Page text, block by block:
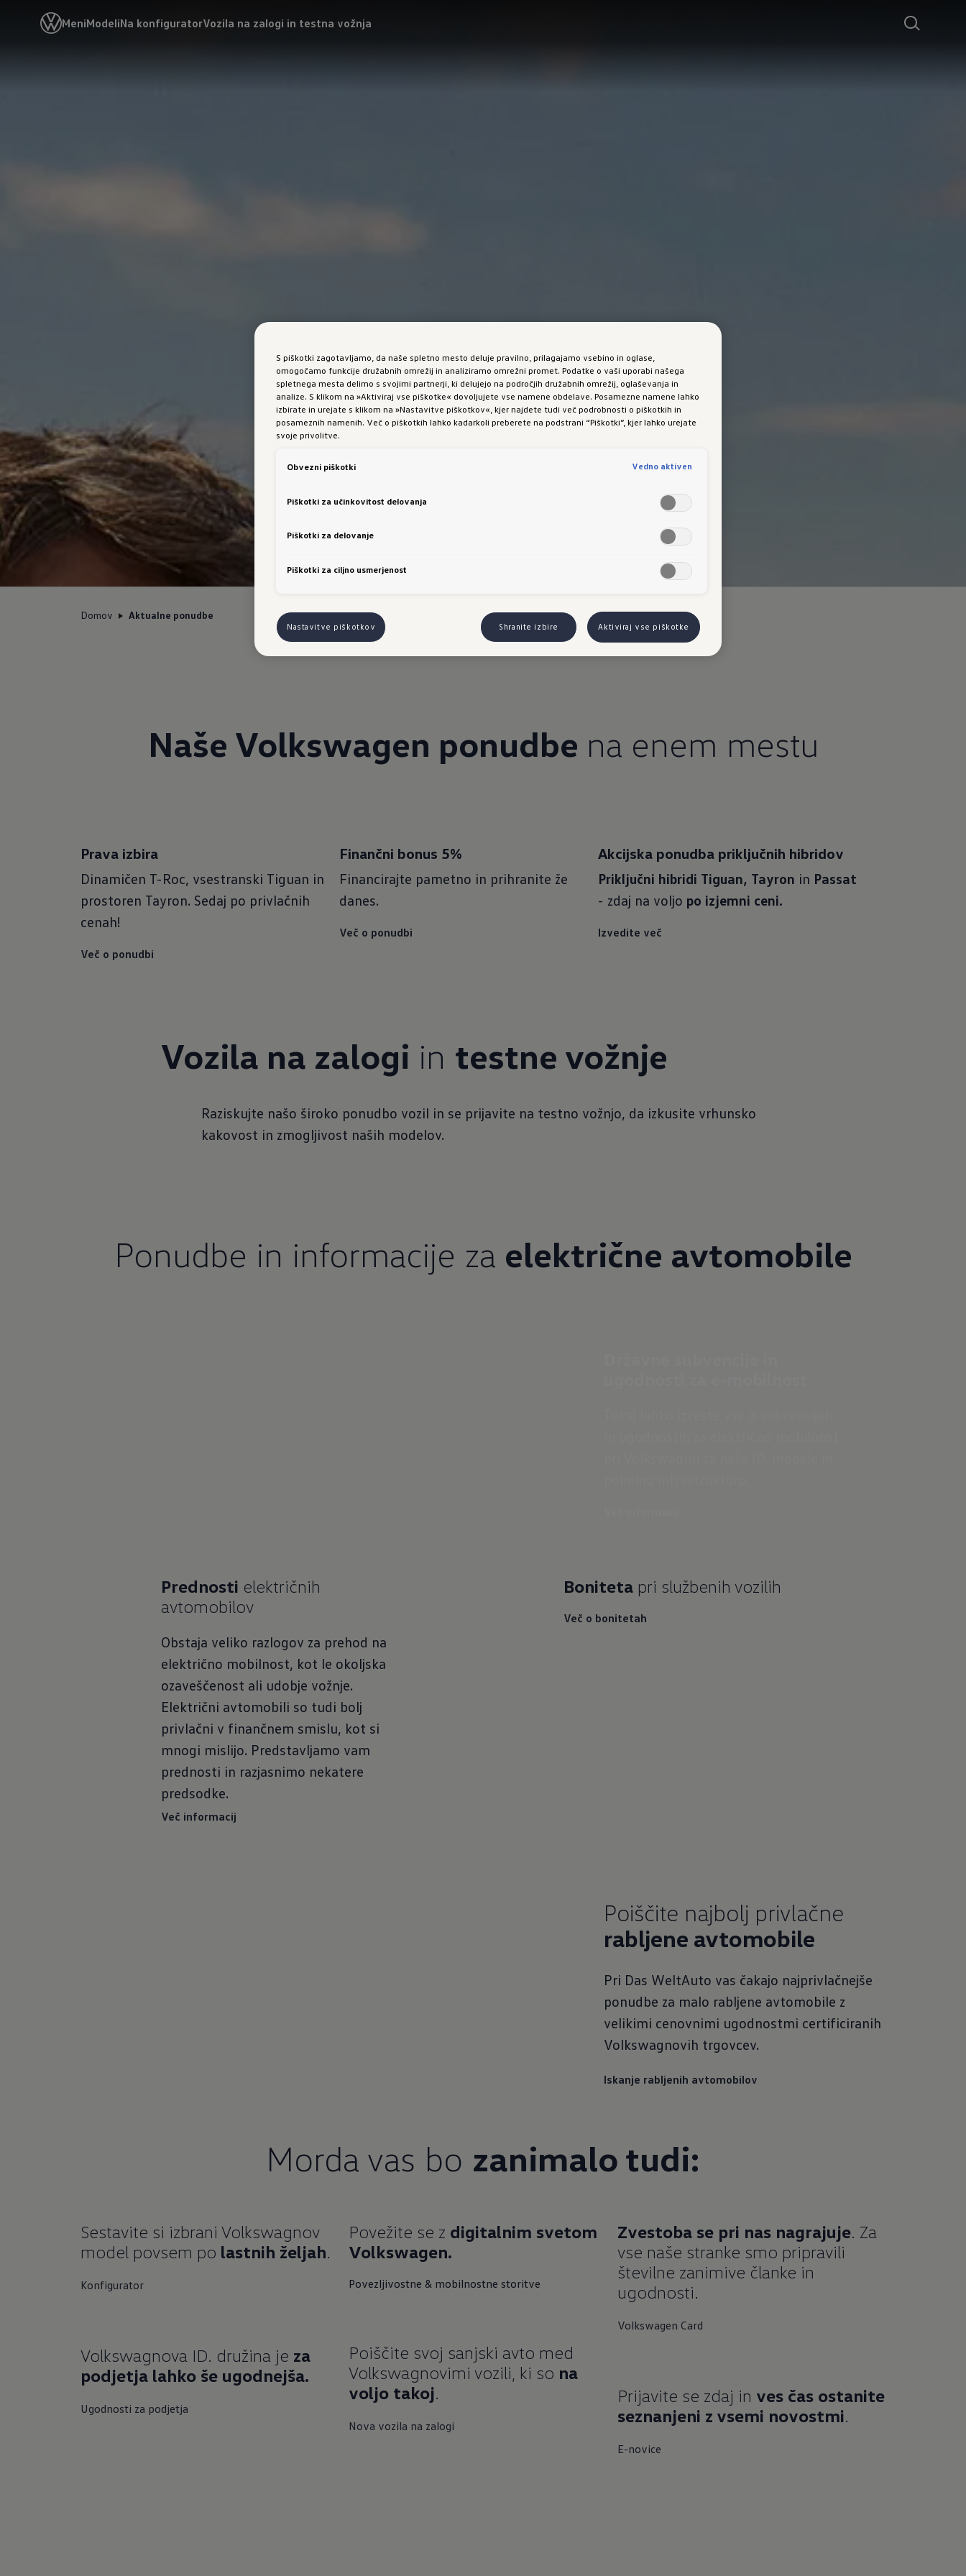
MeniModeliNa konfiguratorVozila na zalogi in testna vožnja
Tukaj boste našli vse aktualne ponudbe in akcije
Domov Aktualne ponudbe
Naše Volkswagen ponudbe na enem mestu
Prava izbira
Dinamičen T-Roc, vsestranski Tiguan in
prostoren Tayron. Sedaj po privlačnih
cenah!
Več o ponudbi
Finančni bonus 5%
Financirajte pametno in prihranite že
danes.
Več o ponudbi
Akcijska ponudba priključnih hibridov
Priključni hibridi Tiguan, Tayron in Passat
- zdaj na voljo po izjemni ceni.
Izvedite več
Vozila na zalogi in testne vožnje
Raziskujte našo široko ponudbo vozil in se prijavite na testno vožnjo, da izkusite vrhunsko
kakovost in zmogljivost naših modelov.
Ponudbe in informacije za električne avtomobile
Prednosti električnih
avtomobilov
Obstaja veliko razlogov za prehod na
električno mobilnost, kot le okoljska
ozaveščenost ali udobje vožnje.
Električni avtomobili so tudi bolj
privlačni v finančnem smislu, kot si
mnogi mislijo. Predstavljamo vam
prednosti in razjasnimo nekatere
predsodke.
Več informacij
Boniteta pri službenih vozilih
Več o bonitetah
Poiščite najbolj privlačne
rabljene avtomobile
Pri Das WeltAuto vas čakajo najprivlačnejše
ponudbe za malo rabljene avtomobile z
velikimi cenovnimi ugodnostmi certificiranih
Volkswagnovih trgovcev.
Iskanje rabljenih avtomobilov
Morda vas bo zanimalo tudi:
Sestavite si izbrani Volkswagnov
model povsem po lastnih željah.
Konfigurator
Volkswagnova ID. družina je za
podjetja lahko še ugodnejša.
Ugodnosti za podjetja
Povežite se z digitalnim svetom
Volkswagen.
Povezljivostne & mobilnostne storitve
Poiščite svoj sanjski avto med
Volkswagnovimi vozili, ki so na
voljo takoj.
Nova vozila na zalogi
Zvestoba se pri nas nagrajuje. Za
vse naše stranke smo pripravili
številne zanimive članke in
ugodnosti.
Volkswagen Card
Prijavite se zdaj in ves čas ostanite
seznanjeni z vsemi novostmi.
E-novice
S piškotki zagotavljamo, da naše spletno mesto deluje pravilno, prilagajamo vsebino in oglase,
omogočamo funkcije družabnih omrežij in analiziramo omrežni promet. Podatke o vaši uporabi našega
spletnega mesta delimo s svojimi partnerji, ki delujejo na področjih družabnih omrežij, oglaševanja in
analize. S klikom na »Aktiviraj vse piškotke« dovoljujete vse namene obdelave. Posamezne namene lahko
izbirate in urejate s klikom na »Nastavitve piškotkov«, kjer najdete tudi več podrobnosti o piškotkih in
posameznih namenih. Več o piškotkih lahko kadarkoli preberete na podstrani “Piškotki”, kjer lahko urejate
svoje privolitve.
Obvezni piškotki Vedno aktiven
Piškotki za učinkovitost delovanja
Piškotki za delovanje
Piškotki za ciljno usmerjenost
Nastavitve piškotkov Shranite izbire Aktiviraj vse piškotke